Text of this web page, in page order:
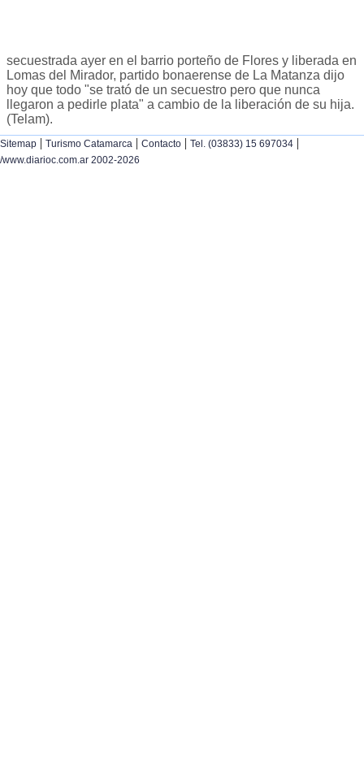
secuestrada ayer en el barrio porteño de Flores y liberada en
Lomas del Mirador, partido bonaerense de La Matanza dijo
hoy que todo "se trató de un secuestro pero que nunca
llegaron a pedirle plata" a cambio de la liberación de su hija.
(Telam).
Sitemap | Turismo Catamarca | Contacto | Tel. (03833) 15 697034 |
/www.diarioc.com.ar 2002-2026